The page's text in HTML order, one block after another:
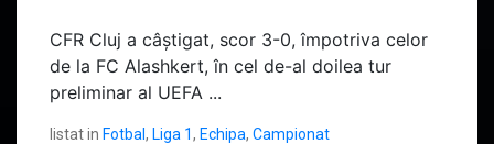
CFR Cluj a câștigat, scor 3-0, împotriva celor
de la FC Alashkert, în cel de-al doilea tur
preliminar al UEFA ...
listat in Fotbal , Liga 1, Echipa, Campionat